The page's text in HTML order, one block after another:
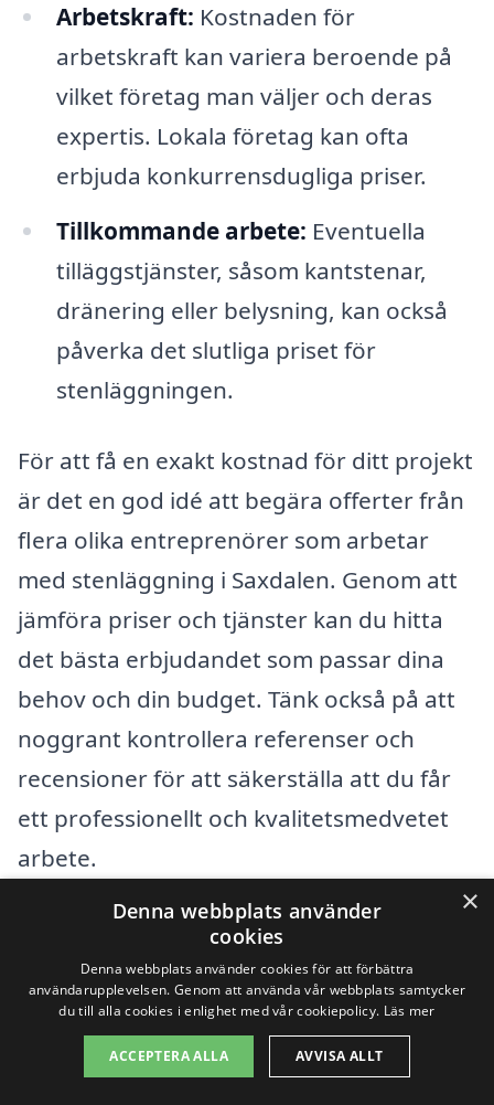
Arbetskraft: Kostnaden för
arbetskraft kan variera beroende på
vilket företag man väljer och deras
expertis. Lokala företag kan ofta
erbjuda konkurrensdugliga priser.
Tillkommande arbete: Eventuella
tilläggstjänster, såsom kantstenar,
dränering eller belysning, kan också
påverka det slutliga priset för
stenläggningen.
För att få en exakt kostnad för ditt projekt
är det en god idé att begära offerter från
flera olika entreprenörer som arbetar
med stenläggning i Saxdalen. Genom att
jämföra priser och tjänster kan du hitta
det bästa erbjudandet som passar dina
behov och din budget. Tänk också på att
noggrant kontrollera referenser och
recensioner för att säkerställa att du får
ett professionellt och kvalitetsmedvetet
arbete.
Slutligen, kom ihåg att stenläggning är en
investering för ditt hem eller din fastighet.
Kvalitet och hållbarhet bör vägas in i
priset, så du slipper kostsamma
reparationer och underhåll i framtiden.
×
Denna webbplats använder
cookies
Denna webbplats använder cookies för att förbättra
användarupplevelsen. Genom att använda vår webbplats samtycker
du till alla cookies i enlighet med vår cookiepolicy. Läs mer
ACCEPTERA ALLA AVVISA ALLT